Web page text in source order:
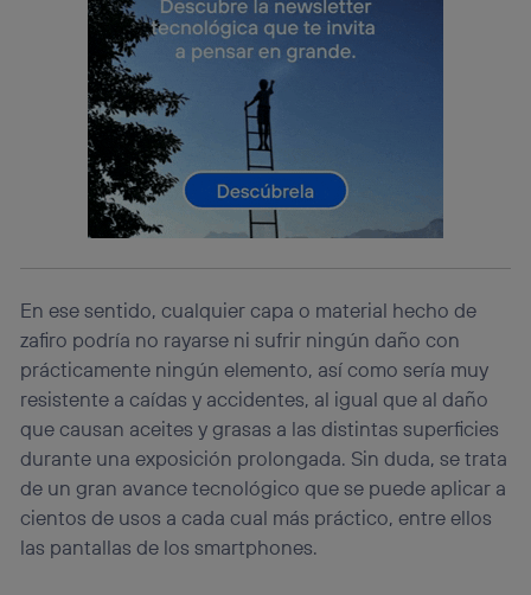
En ese sentido, cualquier capa o material hecho de
zafiro podría no rayarse ni sufrir ningún daño con
prácticamente ningún elemento, así como sería muy
resistente a caídas y accidentes, al igual que al daño
que causan aceites y grasas a las distintas superficies
durante una exposición prolongada. Sin duda, se trata
de un gran avance tecnológico que se puede aplicar a
cientos de usos a cada cual más práctico, entre ellos
las pantallas de los smartphones.
(p. ej., número de teléfono móvil).
Este identificador se asigna a la conexión de internet, por
lo que cualquier persona que conecte su dispositivo y
consienta el uso de la tecnología recibirá el mismo
identificador. Típicamente:
Si utilizas unaconexión de banda ancha
el marketing o análisis se realizará en función de las
actividades de navegación de los miembros del hogar
que hayan dado su consentimiento.
personalizado, ya que se basará únicamente en la
navegación del usuario del móvil.
Puedes gestionar los consentimientos Utiq seleccionando
“Administrar Utiq” en la parte inferior de esta página web o
visitando el portal de privacidad de Utiq
(“consenthub”). Para más información, consulta
política de privacidad de Utiq